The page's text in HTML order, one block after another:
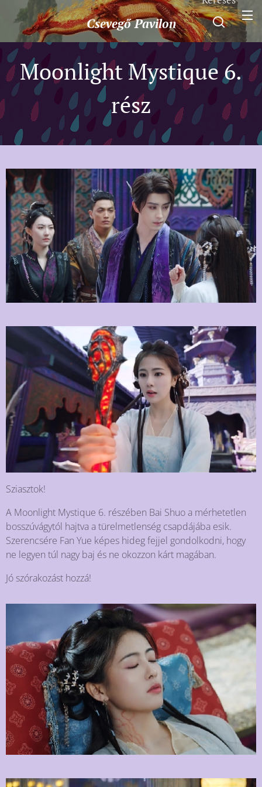
Csevegő Pavilon
Moonlight Mystique 6.
rész
Sziasztok!
A Moonlight Mystique 6. részében Bai Shuo a mérhetetlen
bosszúvágytól hajtva a türelmetlenség csapdájába esik.
Szerencsére Fan Yue képes hideg fejjel gondolkodni, hogy
ne legyen túl nagy baj és ne okozzon kárt magában.
Jó szórakozást hozzá!